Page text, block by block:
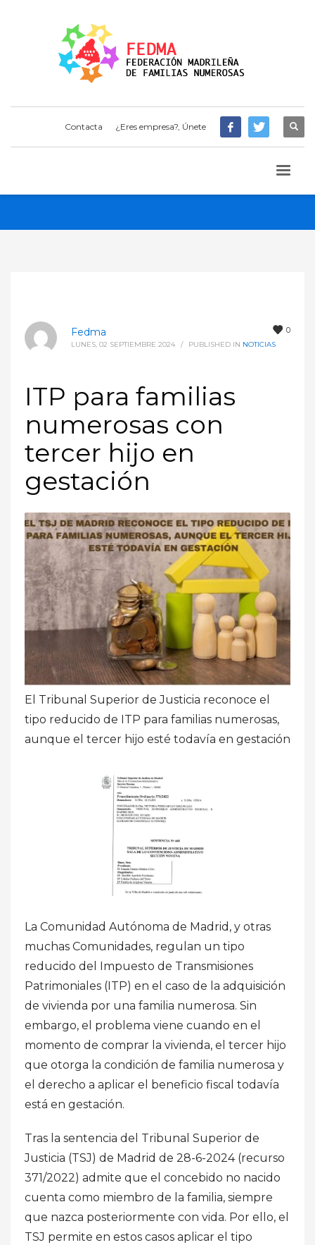
Contacta ¿Eres empresa?, Únete
0
Fedma
LUNES, 02 SEPTIEMBRE 2024 / PUBLISHED IN NOTICIAS
ITP para familias
numerosas con
tercer hijo en
gestación
El Tribunal Superior de Justicia reconoce el
tipo reducido de ITP para familias numerosas,
aunque el tercer hijo esté todavía en gestación
La Comunidad Autónoma de Madrid, y otras
muchas Comunidades, regulan un tipo
reducido del Impuesto de Transmisiones
Patrimoniales (ITP) en el caso de la adquisición
de vivienda por una familia numerosa. Sin
embargo, el problema viene cuando en el
momento de comprar la vivienda, el tercer hijo
que otorga la condición de familia numerosa y
el derecho a aplicar el beneficio fiscal todavía
está en gestación.
Tras la sentencia del Tribunal Superior de
Justicia (TSJ) de Madrid de 28-6-2024 (recurso
371/2022) admite que el concebido no nacido
cuenta como miembro de la familia, siempre
que nazca posteriormente con vida. Por ello, el
TSJ permite en estos casos aplicar el tipo